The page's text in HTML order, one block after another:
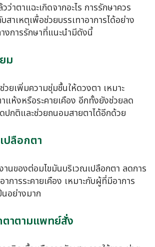
ว่าตาแฉะเกิดจากอะไร การรักษาควร
สาเหตุเพื่อช่วยบรรเทาอาการได้อย่าง
งการรักษาที่แนะนำมีดังนี้
ม
วยเพิ่มความชุ่มชื้นให้ดวงตา เหมาะ
แห้งหรือระคายเคือง อีกทั้งยังช่วยลด
ปกติและช่วยถนอมสายตาได้อีกด้วย
ปลือกตา
านของต่อมไขมันบริเวณเปลือกตา ลดการ
การระคายเคือง เหมาะกับผู้ที่มีอาการ
นอย่างมาก
ตาตามแพทย์สั่ง